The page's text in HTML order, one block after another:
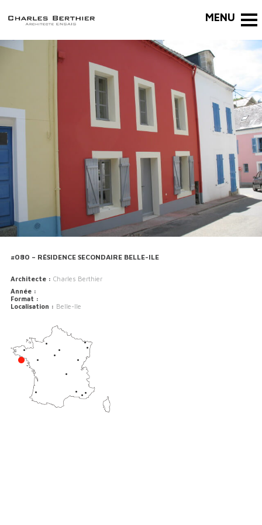
#080 – RÉSIDENCE SECONDAIRE BELLE-ILE
Architecte : Charles Berthier
Année :
Format :
Localisation : Belle-Ile